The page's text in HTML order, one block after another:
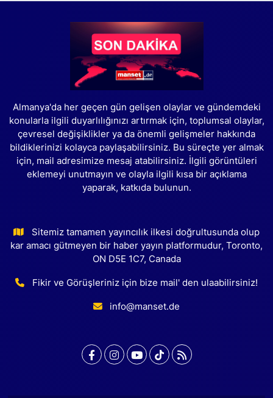
Almanya'da her geçen gün gelişen olaylar ve gündemdeki
konularla ilgili duyarlılığınızı artırmak için, toplumsal olaylar,
çevresel değişiklikler ya da önemli gelişmeler hakkında
bildiklerinizi kolayca paylaşabilirsiniz. Bu süreçte yer almak
için, mail adresimize mesaj atabilirsiniz. İlgili görüntüleri
eklemeyi unutmayın ve olayla ilgili kısa bir açıklama
yaparak, katkıda bulunun.
Sitemiz tamamen yayıncılık ilkesi doğrultusunda olup
kar amacı gütmeyen bir haber yayın platformudur, Toronto,
ON D5E 1C7, Canada
Fikir ve Görüşleriniz için bize mail' den ulaabilirsiniz!
info@manset.de